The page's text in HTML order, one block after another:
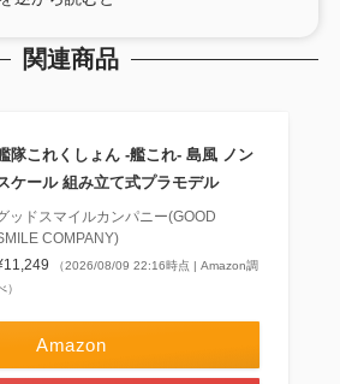
関連商品
隊これくしょん ‐艦これ‐ 島風 ノン
ケール 組み立て式プラモデル
ッドスマイルカンパニー(GOOD
COMPANY)
（2026/08/09 22:16時点 | Amazon調
）
Amazon